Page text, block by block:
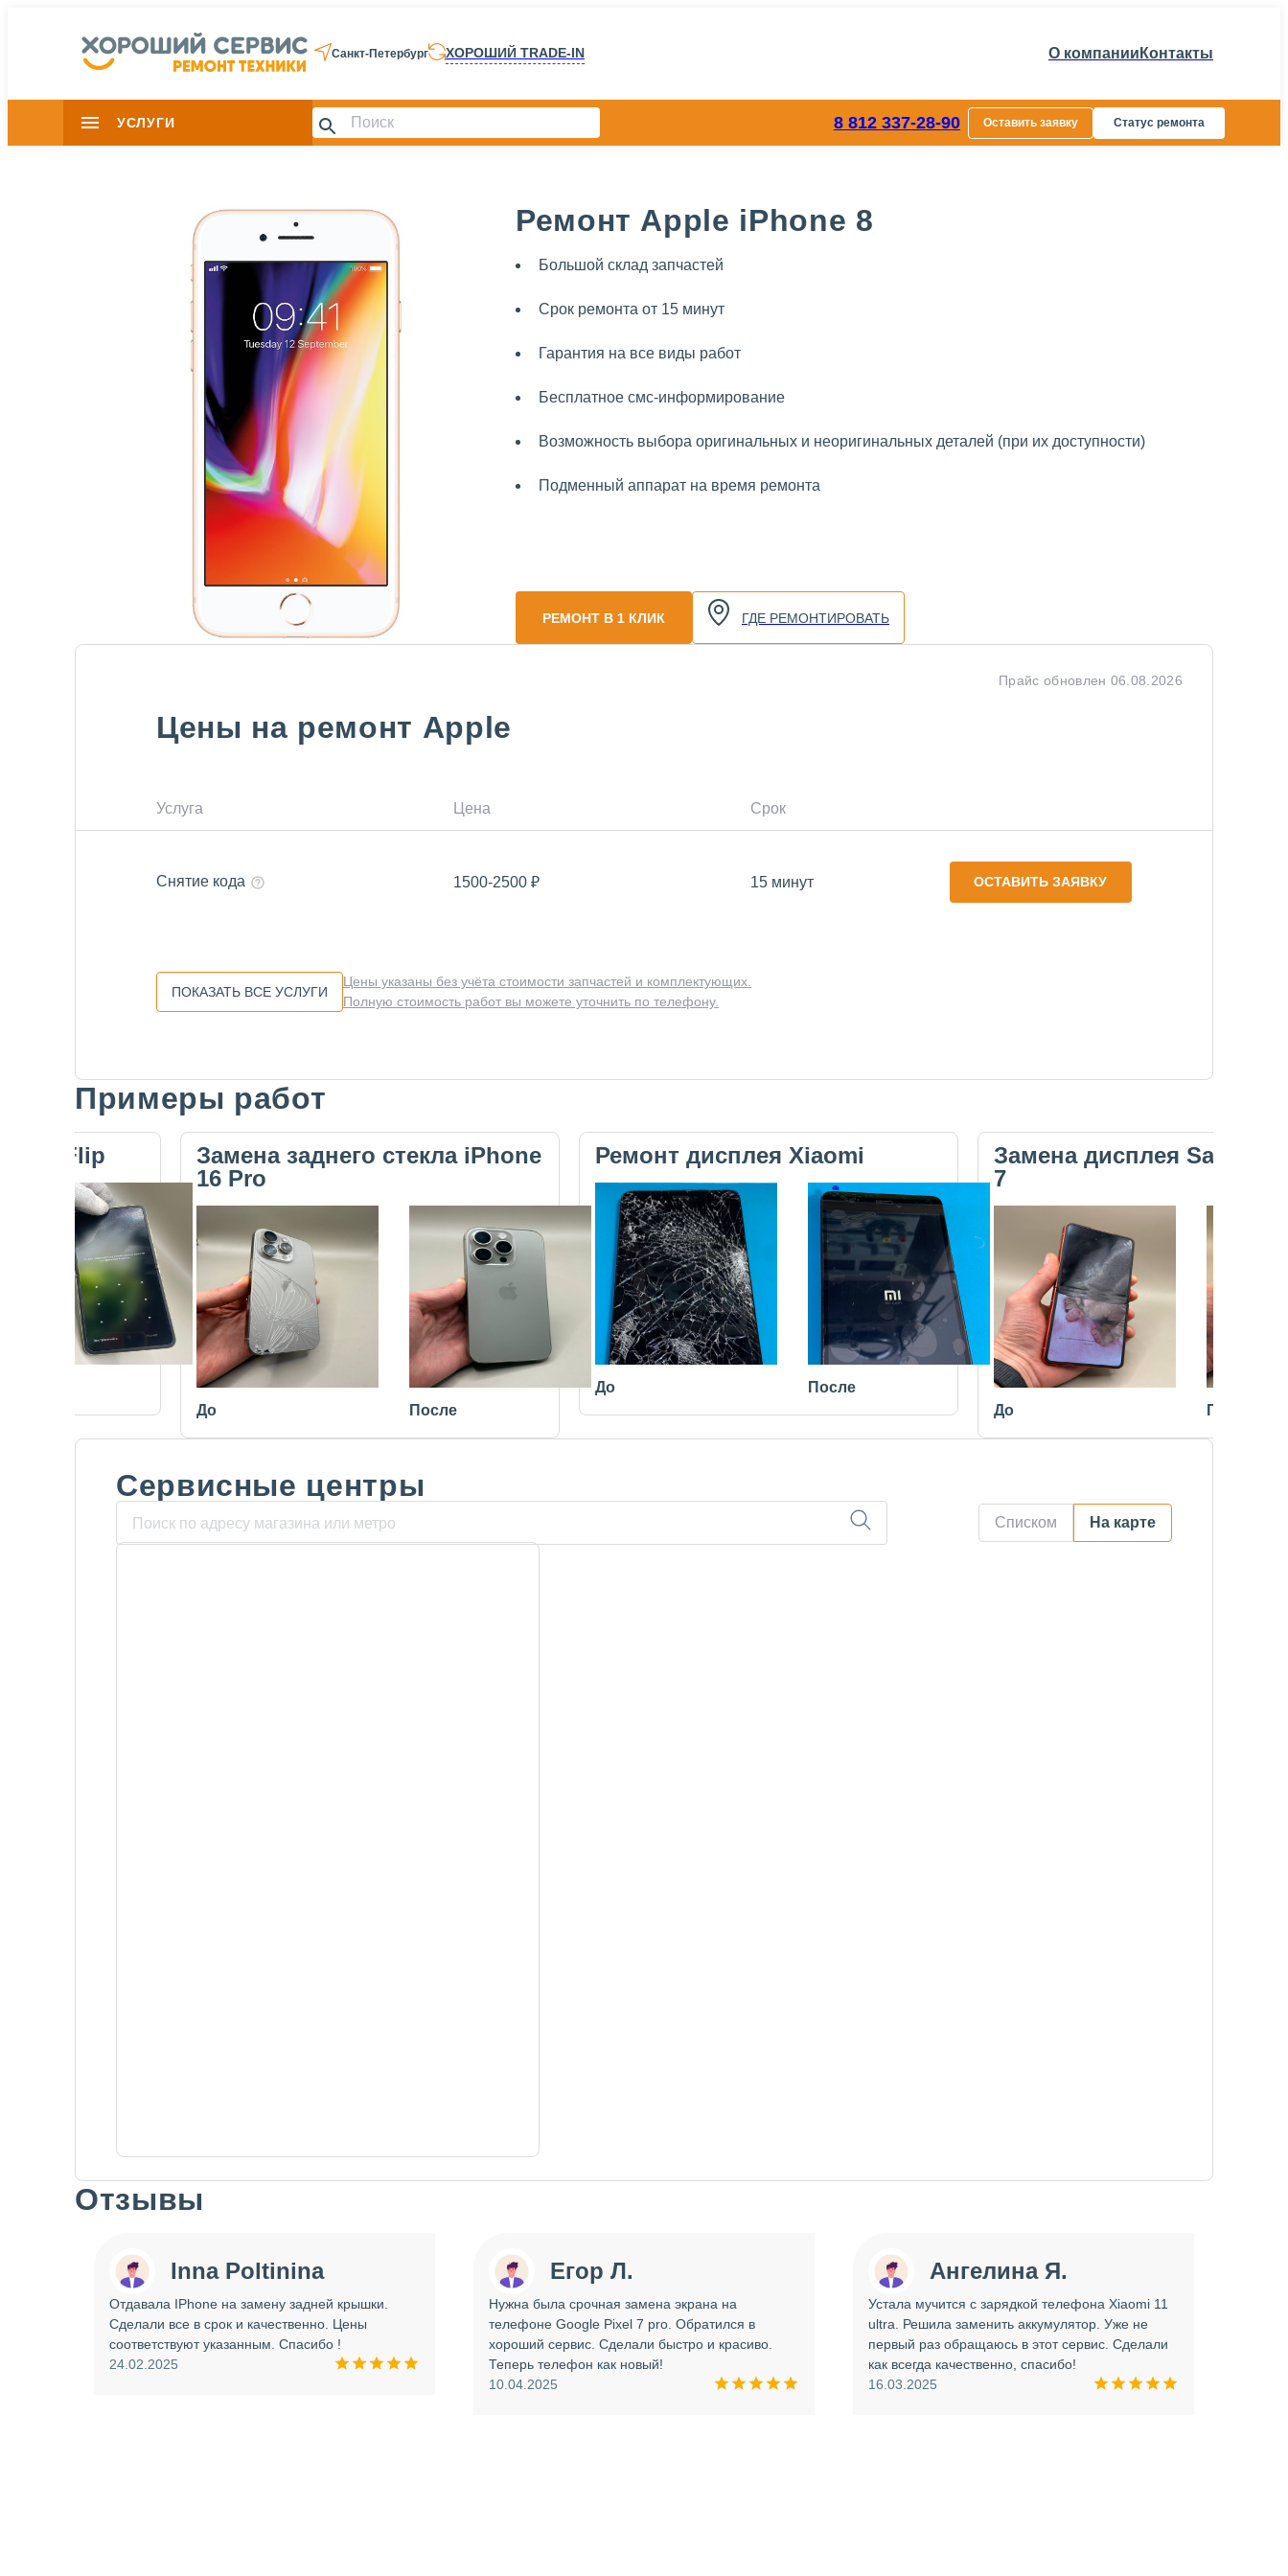
Санкт-Петербург ХОРОШИЙ TRADE-IN О компании Контакты
УСЛУГИ 8 812 337-28-90 Оставить заявку Статус ремонта
Ремонт Apple iPhone 8
Большой склад запчастей
Срок ремонта от 15 минут
Гарантия на все виды работ
Бесплатное смс-информирование
Возможность выбора оригинальных и неоригинальных деталей (при их доступности)
Подменный аппарат на время ремонта
РЕМОНТ В 1 КЛИК ГДЕ РЕМОНТИРОВАТЬ
Цены на ремонт Apple
Прайс обновлен 06.08.2026
Услуга Цена Срок
Снятие кода 1500-2500₽ 15 минут ОСТАВИТЬ ЗАЯВКУ
ПОКАЗАТЬ ВСЕ УСЛУГИ
Цены указаны без учёта стоимости запчастей и комплектующих.
Полную стоимость работ вы можете уточнить по телефону.
Примеры работ
Flip
Замена заднего стекла iPhone
16 Pro
До После
Ремонт дисплея Xiaomi
До После
Замена дисплея
7
До После
Сервисные центры
Списком На карте
Отзывы
Inna Poltinina
Отдавала IPhone на замену задней крышки.
Сделали все в срок и качественно. Цены
соответствуют указанным. Спасибо !
24.02.2025
Егор Л.
Нужна была срочная замена экрана на
телефоне Google Pixel 7 pro. Обратился в
хороший сервис. Сделали быстро и красиво.
Теперь телефон как новый!
10.04.2025
Ангелина Я.
Устала мучится с зарядкой телефона Xiaomi 11
ultra. Решила заменить аккумулятор. Уже не
первый раз обращаюсь в этот сервис. Сделали
как всегда качественно, спасибо!
16.03.2025